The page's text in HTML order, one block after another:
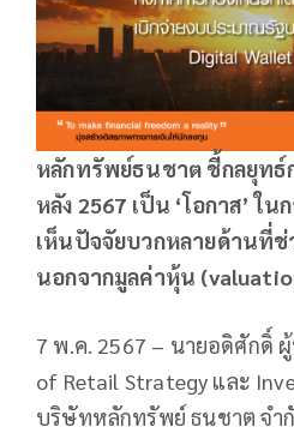
หลักทรัพย์ธนชาต ชี้กลยุทธ์
หลัง 2567 เป็น ‘โอกาส’ ใ
เห็นปัจจัยบวกหลายด้านที่
นอกจากมูลค่าหุ้น
7 พ.ค. 2567 – นายอดิศักดิ์
of Retail Strategy และ
บริษัทหลักทรัพย์ ธนชาต จำ